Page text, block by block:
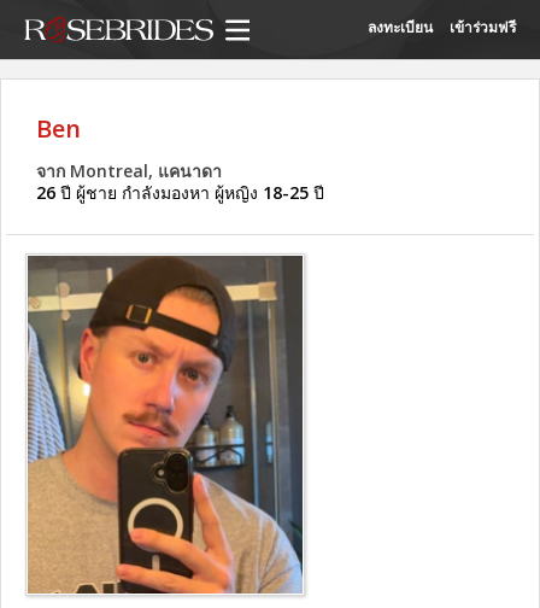
ลงทะเบียน เข้าร่วมฟรี
Ben
จาก Montreal, แคนาดา
26 ปี ผู้ชาย กำลังมองหา ผู้หญิง 18-25 ปี